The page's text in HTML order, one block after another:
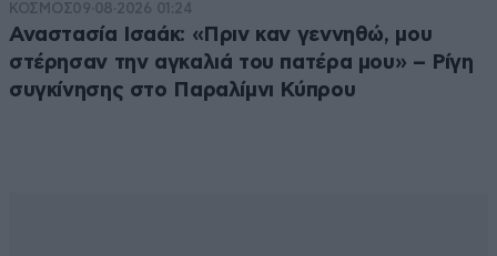
ΚΟΣΜΟΣ09·08·2026 01:24
Αναστασία Ισαάκ: «Πριν καν γεννηθώ, μου
στέρησαν την αγκαλιά του πατέρα μου» – Ρίγη
συγκίνησης στο Παραλίμνι Κύπρου